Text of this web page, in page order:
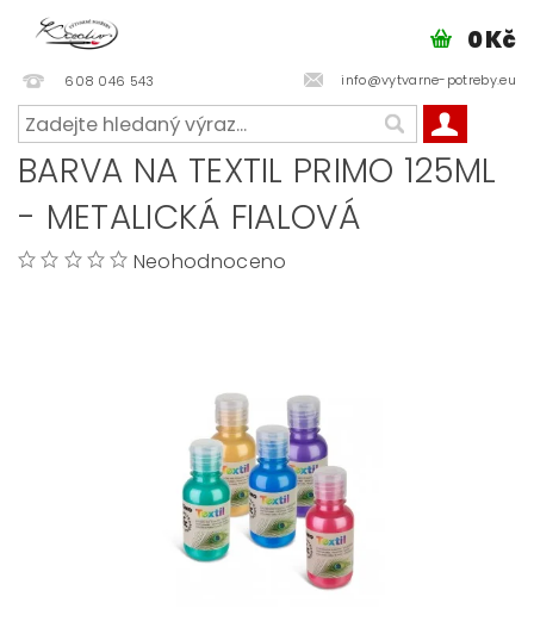
608 046 543 info@vytvarne-potreby.eu
0 Kč
BARVA NA TEXTIL PRIMO 125ML
- METALICKÁ FIALOVÁ
Neohodnoceno